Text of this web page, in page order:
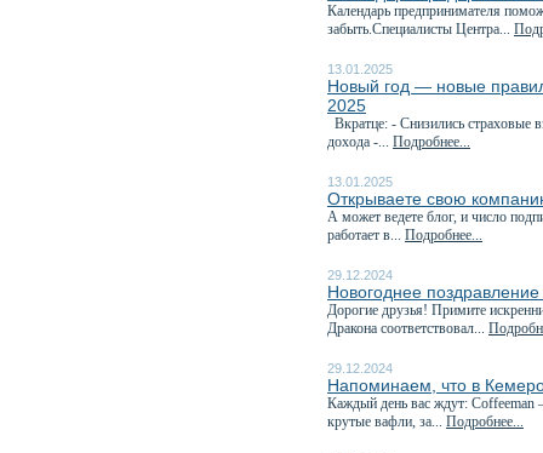
Календарь предпринимателя
забыть.Специалисты Центра...
13.01.2025
Новый год — новые
2025
Вкратце: - Снизились страховые
дохода -... Подробнее...
13.01.2025
Открываете свою
А может ведете блог, и число
работает в... Подробнее...
29.12.2024
Новогоднее
Дорогие друзья! Примите
Дракона соответствовал...
29.12.2024
Напоминаем, что в
Каждый день вас ждут: Coffeeman
крутые вафли, за... Подробнее...